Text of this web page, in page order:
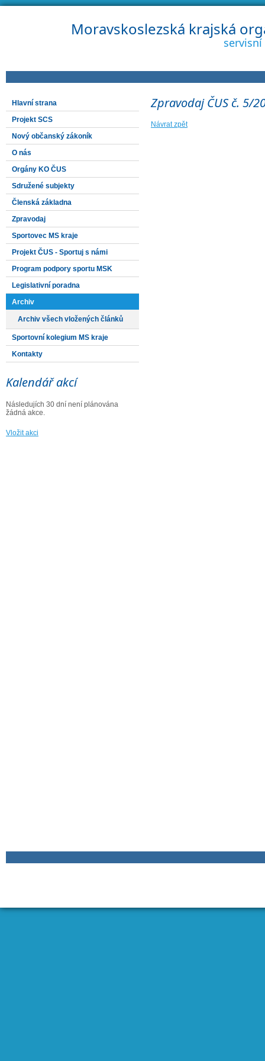
Moravskoslezská krajská
Hlavní strana
Projekt SCS
Nový občanský zákoník
O nás
Orgány KO ČUS
Sdružené subjekty
Členská základna
Zpravodaj
Sportovec MS kraje
Projekt ČUS - Sportuj s námi
Program podpory sportu MSK
Legislativní poradna
Archiv
Archiv všech vložených článků
Sportovní kolegium MS kraje
Kontakty
Kalendář akcí
Následujích 30 dní není plánována
žádná akce.
Vložit akci
Zpravodaj ČUS č. 5/
Návrat zpět